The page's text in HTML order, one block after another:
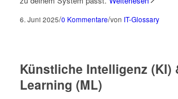
6. Juni 2025/0 Kommentare/von IT-Glossary
Künstliche Intelligenz (KI)
Learning (ML)